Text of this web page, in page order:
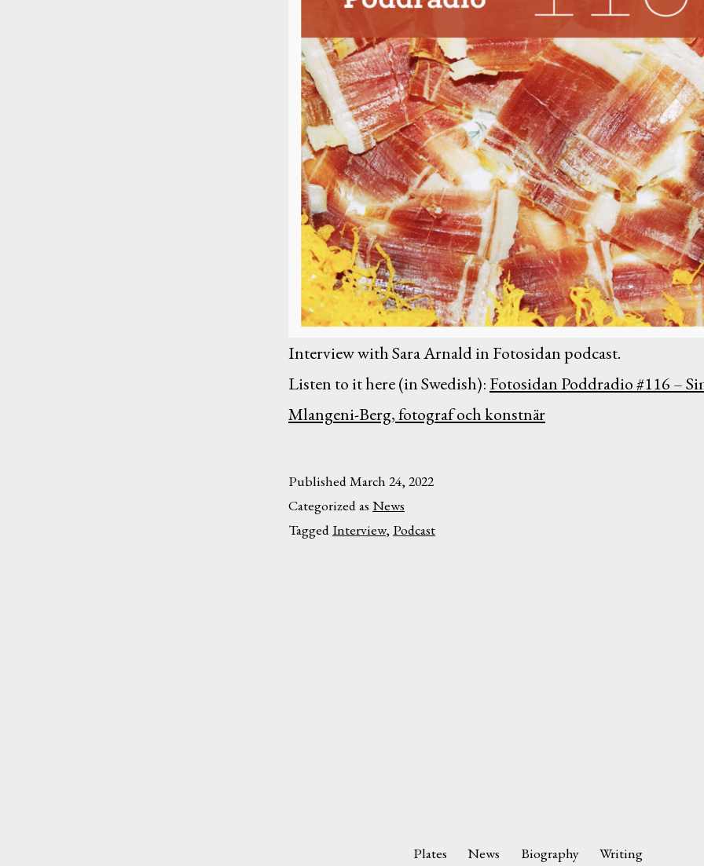
Interview with Sara Arnald in Fotosidan podcast.
Listen to it here (in Swedish): Fotosidan Poddradio #116 –
Mlangeni-Berg, fotograf och konstnär
PublishedMarch 24, 2022
Categorized as News
Tagged Interview, Podcast
Plates News Biography Writing